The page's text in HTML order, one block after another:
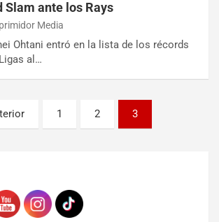
Slam ante los Rays
Media
Ohtani entró en la lista de los récords
al…
1 2 3